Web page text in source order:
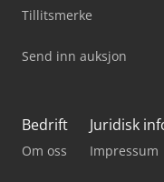
Tillitsmerke
Send inn auksjon
Bedrift
Om oss
Juridisk
Impressum